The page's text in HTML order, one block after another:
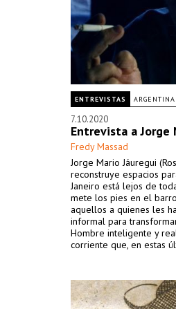
ENTREVISTAS ARGENTINA
7.10.2020
Entrevista a Jorge
Fredy Massad
Jorge Mario Jáuregui
reconstruye espacios
Janeiro está lejos de
mete los pies en el
aquellos a quienes les
informal para
Hombre inteligente y
corriente que, en estas